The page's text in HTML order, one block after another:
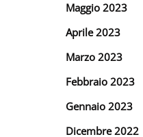
Maggio 2023
Aprile 2023
Marzo 2023
Febbraio 2023
Gennaio 2023
Dicembre 2022